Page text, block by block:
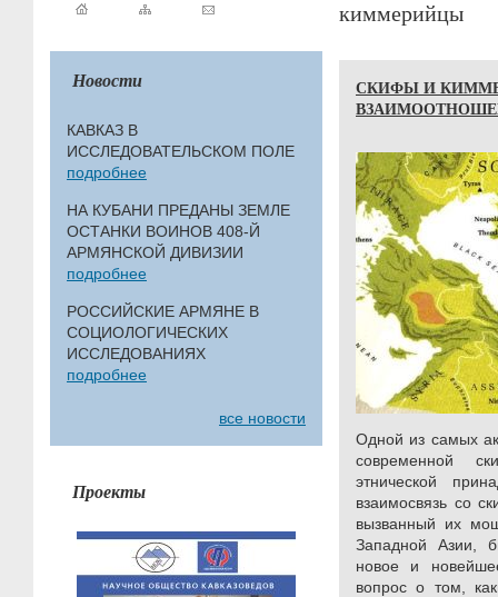
Новости
КАВКАЗ В
ИССЛЕДОВАТЕЛЬСКОМ ПОЛЕ
подробнее
НА КУБАНИ ПРЕДАНЫ ЗЕМЛЕ
ОСТАНКИ ВОИНОВ 408-Й
АРМЯНСКОЙ ДИВИЗИИ
подробнее
РОССИЙСКИЕ АРМЯНЕ В
СОЦИОЛОГИЧЕСКИХ
ИССЛЕДОВАНИЯХ
подробнее
все новости
Проекты
киммерийцы
СКИФЫ И
Одной из самых
современной
этнической
взаимосвязь со
вызванный их
Западной Азии,
новое и
вопрос о том,